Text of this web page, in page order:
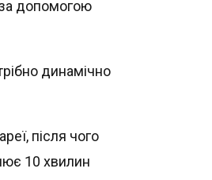
за допомогою
динамічно
після чого
10 хвилин